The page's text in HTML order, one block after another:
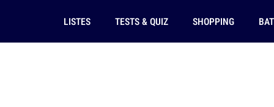
LISTES TESTS & QUIZ SHOPPING